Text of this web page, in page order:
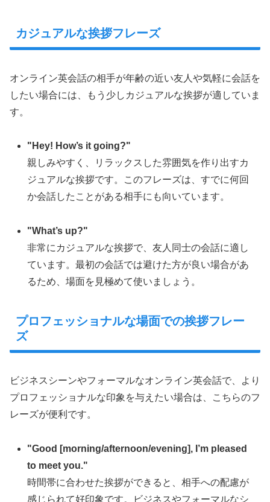
カジュアルな挨拶フレーズ
オンライン英会話の相手が年齢の近い友人や気軽に会話を
したい場合には、もう少しカジュアルな挨拶が適していま
す。
"Hey! How’s it going?"
親しみやすく、リラックスした雰囲気を作り出すカ
ジュアルな挨拶です。このフレーズは、すでに何回
か会話したことがある相手にも向いています。
"What’s up?"
非常にカジュアルな挨拶で、友人同士の会話に適し
ています。最初の会話では避けた方が良い場合があ
るため、場面を見極めて使いましょう。
プロフェッショナルな場面での挨拶フレー
ズ
ビジネスシーンやフォーマルなオンライン英会話で、より
プロフェッショナルな印象を与えたい場合は、こちらのフ
レーズが便利です。
"Good [morning/afternoon/evening], I’m pleased
to meet you."
時間帯に合わせた挨拶ができると、相手への配慮が
感じられて好印象です。ビジネスやフォーマルなシ